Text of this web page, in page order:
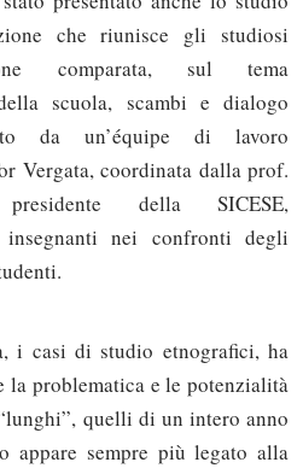
che riunisce gli studiosi
comparata, sul tema
scuola, scambi e dialogo
da un’équipe di lavoro
Vergata, coordinata dalla prof.
della SICESE,
insegnanti nei confronti degli
i casi di studio etnografici, ha
la problematica e le potenzialità
quelli di un intero anno
appare sempre più legato alla